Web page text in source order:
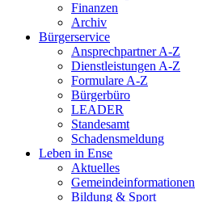
Finanzen
Archiv
Bürgerservice
Ansprechpartner A-Z
Dienstleistungen A-Z
Formulare A-Z
Bürgerbüro
LEADER
Standesamt
Schadensmeldung
Leben in Ense
Aktuelles
Gemeinde­informationen
Bildung & Sport